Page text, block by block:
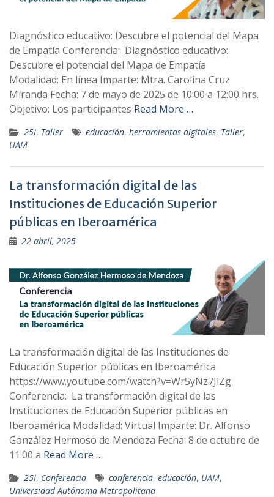
Diagnóstico educativo: Descubre el potencial del Mapa
de Empatía Conferencia: Diagnóstico educativo:
Descubre el potencial del Mapa de Empatía
Modalidad: En línea Imparte: Mtra. Carolina Cruz
Miranda Fecha: 7 de mayo de 2025 de 10:00 a 12:00 hrs.
Objetivo: Los participantes Read More …
25I, Taller educación, herramientas digitales, Taller,
UAM
La transformación digital de las
Instituciones de Educación Superior
públicas en Iberoamérica
22 abril, 2025
La transformación digital de las Instituciones de
Educación Superior públicas en Iberoamérica
https://www.youtube.com/watch?v=Wr5yNz7JlZg
Conferencia: La transformación digital de las
Instituciones de Educación Superior públicas en
Iberoamérica Modalidad: Virtual Imparte: Dr. Alfonso
González Hermoso de Mendoza Fecha: 8 de octubre de
11:00 a Read More …
25I, Conferencia conferencia, educación, UAM,
Universidad Autónoma Metropolitana